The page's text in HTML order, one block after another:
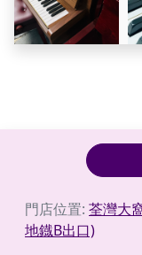
門店位置: 荃灣大
地鐡B出口)